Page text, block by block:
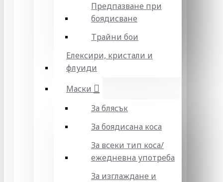
Предпазване при
боядисване
Трайни бои
Елексири, кристали и
флуиди
Маски
За блясък
За боядисана коса
За всеки тип коса/
ежедневна употреба
За изглаждане и